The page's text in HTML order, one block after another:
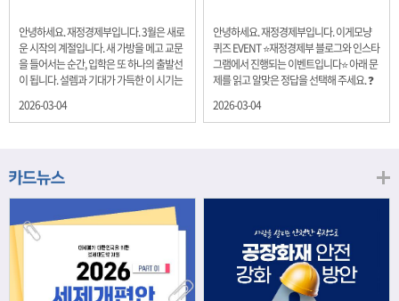
전달드립니다.
다.
안녕하세요. 재정경제부입니다. 3월은 새로
운 시작의 계절입니다. 새 가방을 메고 교문
을 들어서는 순간, 입학은 또 하나의 출발선
이 됩니다. 설렘과 기대가 가득한 이 시기는
래를 준비하는 첫 걸음이기도 합니다. 입학
니다. 배움이 쌓이는 시간, 인적자본 학교에
가는 과정입니다. 수업을 통해 배우는 전공
지식, 친구들과의 협업, 다양한 활동 속에서
얻는 문제 해결 경험은 모두 개인의 역량으
로 축적됩니다. 경제학에서는 이.......
2026-03-04
안녕하세요. 재정경제부입니다. 이게모냥
퀴즈 EVENT ⭐재정경제부 블로그와 인스타
그램에서 진행되는 이벤트입니다⭐ 아래 문
제를 읽고 알맞은 정답을 선택해 주세요. ❓
을 보이고 있는 개인투자용 국채를 3월에는
20년물 300억원입니다. 그렇다면 3월 개인
1,800억원 ④ 2,000억원 이벤트 안내 응모
기간: 2026년 3월 4일(수) ~ 3월 9일(월) 경
품: 커피쿠폰 (60명) 참여.......
2026-03-04